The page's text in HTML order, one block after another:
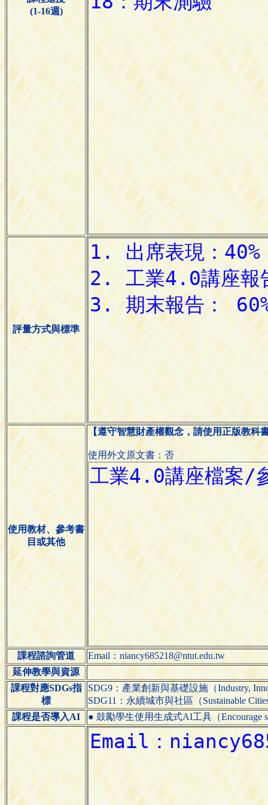
(1-16週)
評量方式與標準
使用教材、參考書
目或其他
【遵守智慧財產權觀念，請使用正版教科
使用外文原文書：否
課程諮詢管道
Email：niancy685218@ntut.edu.tw
延伸教學與資源
課程對應SDGs指
標
SDG9：產業創新與基礎設施（Industry,
SDG11：永續城市與社區（Sustainable
課程是否導入AI
● 鼓勵學生使用生成式AI工具（Encourage